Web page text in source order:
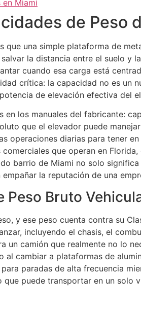
Miami
de Peso
que una simple plataforma de
la distancia entre el suelo y
cuando esa carga está
crítica: la capacidad no es un
de elevación efectiva del
los manuales del fabricante:
que el elevador puede
operaciones diarias para tener
que operan en
barrio de Miami no solo
la reputación de una
Bruto
y ese peso cuenta contra su
incluyendo el chasis, el
un camión que realmente no lo
cambiar a plataformas de
paradas de alta frecuencia
puede transportar en un solo